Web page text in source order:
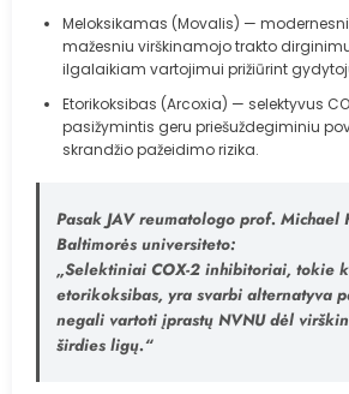
Meloksikamas (Movalis) —
mažesniu virškinamojo trakto
ilgalaikiam vartojimui prižiūrint
Etorikoksibas (Arcoxia) — selektyvus
pasižymintis geru priešuždegiminiu
skrandžio pažeidimo rizika.
Pasak JAV reumatologo prof. Michael
Baltimorės universiteto:
„Selektiniai COX-2 inhibitoriai, tokie
etorikoksibas, yra svarbi alternatyva
negali vartoti įprastų NVNU dėl
širdies ligų.“